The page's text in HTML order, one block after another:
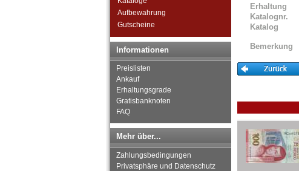
St. Vincent
Uruguay
USA
Venezuela
Aufbewahrung
Gutscheine
Informationen
Preislisten
Ankauf
Erhaltungsgrade
Gratisbanknoten
FAQ
Mehr über...
Zahlungsbedingungen
Privatsphäre und Datenschutz
Erhaltung
Katalognr.
Katalog
Bemerkung